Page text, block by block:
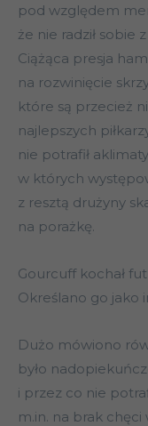
pod względem
że nie radził sobie
Ciążąca presja
na rozwinięcie
które są przecież
najlepszych
nie potrafił
w których
z resztą drużyny
na porażkę.
Gourcuff kochał
Określano go jako
Dużo mówiono
było
i przez co nie
m.in. na brak